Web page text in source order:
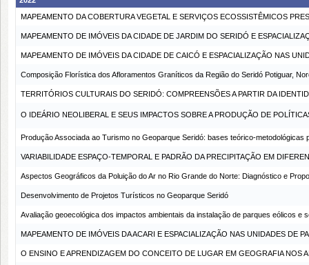
MAPEAMENTO DA COBERTURA VEGETAL E SERVIÇOS ECOSSISTÊMICOS
MAPEAMENTO DE IMÓVEIS DA CIDADE DE JARDIM DO SERIDÓ E
MAPEAMENTO DE IMÓVEIS DA CIDADE DE CAICÓ E ESPACIALIZAÇÃO NAS
Composição Florística dos Afloramentos Graníticos da Região do Seridó Potiguar,
TERRITÓRIOS CULTURAIS DO SERIDÓ: COMPREENSÕES A PARTIR DA
O IDEÁRIO NEOLIBERAL E SEUS IMPACTOS SOBRE A PRODUÇÃO DE
Produção Associada ao Turismo no Geoparque Seridó: bases teórico-metodológicas
VARIABILIDADE ESPAÇO-TEMPORAL E PADRÃO DA PRECIPITAÇÃO EM
Aspectos Geográficos da Poluição do Ar no Rio Grande do Norte: Diagnóstico e
Desenvolvimento de Projetos Turísticos no Geoparque Seridó
Avaliação geoecológica dos impactos ambientais da instalação de parques eólicos
MAPEAMENTO DE IMÓVEIS DA ACARI E ESPACIALIZAÇÃO NAS UNIDADES DE
O ENSINO E APRENDIZAGEM DO CONCEITO DE LUGAR EM GEOGRAFIA NOS